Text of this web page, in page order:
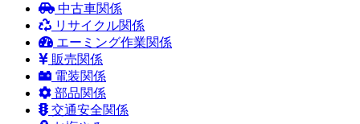
中古車関係
リサイクル関係
エーミング作業関係
販売関係
電装関係
部品関係
交通安全関係